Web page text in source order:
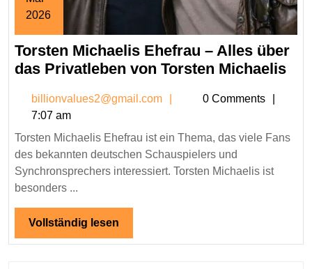
2026
5,
2026
Torsten Michaelis Ehefrau – Alles über
das Privatleben von Torsten Michaelis
billionvalues2@gmail.com
0 Comments
7:07 am
Torsten Michaelis Ehefrau ist ein Thema, das viele Fans
des bekannten deutschen Schauspielers und
Synchronsprechers interessiert. Torsten Michaelis ist
besonders ...
Vollständig lesen
lesen